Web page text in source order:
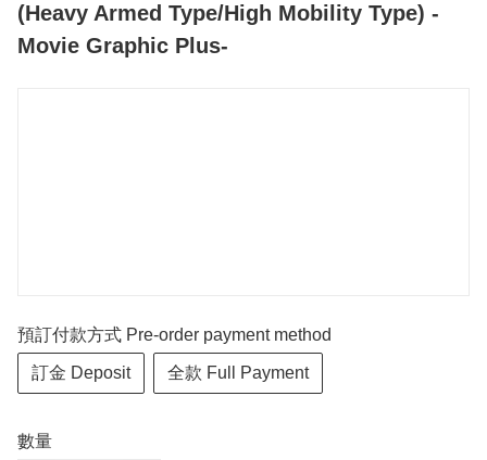
(Heavy Armed Type/High Mobility Type) -
Movie Graphic Plus-
預訂付款方式 Pre-order payment method
訂金 Deposit 全款 Full Payment
數量